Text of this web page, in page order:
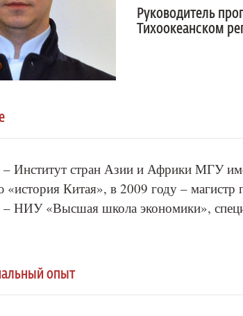
Руководитель
Тихоокеанском
Институт стран Азии и Африки МГУ
«история Китая», в 2009 году – магистр
НИУ «Высшая школа экономики»,
опыт